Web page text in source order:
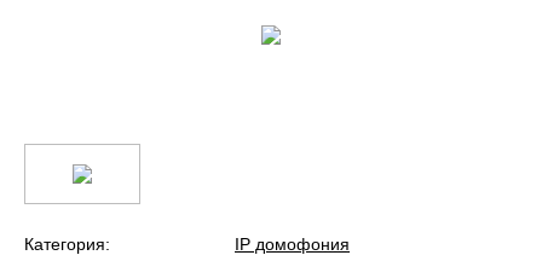
Категория:
IP домофония